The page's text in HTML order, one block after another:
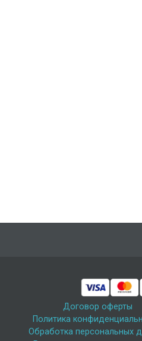
Договор оферты
Политика
Обработка персональных